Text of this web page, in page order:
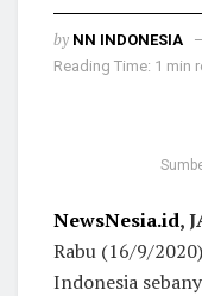
by NN INDONESIA
Reading Time: 1 min
NewsNesia.id,
Rabu (16/9/
Indonesia